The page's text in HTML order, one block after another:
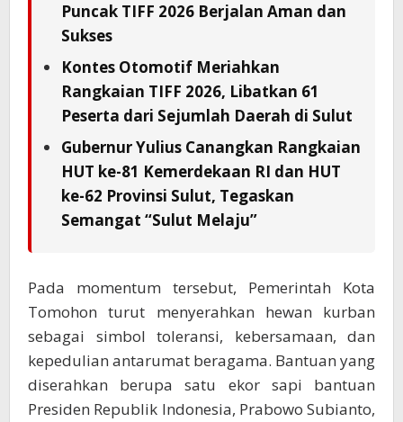
Puncak TIFF 2026 Berjalan Aman dan
Sukses
Kontes Otomotif Meriahkan
Rangkaian TIFF 2026, Libatkan 61
Peserta dari Sejumlah Daerah di Sulut
Gubernur Yulius Canangkan Rangkaian
HUT ke-81 Kemerdekaan RI dan HUT
ke-62 Provinsi Sulut, Tegaskan
Semangat “Sulut Melaju”
Pada momentum tersebut, Pemerintah Kota
Tomohon turut menyerahkan hewan kurban
sebagai simbol toleransi, kebersamaan, dan
kepedulian antarumat beragama. Bantuan yang
diserahkan berupa satu ekor sapi bantuan
Presiden Republik Indonesia, Prabowo Subianto,